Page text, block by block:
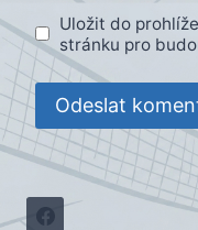
Uložit do
stránku pro